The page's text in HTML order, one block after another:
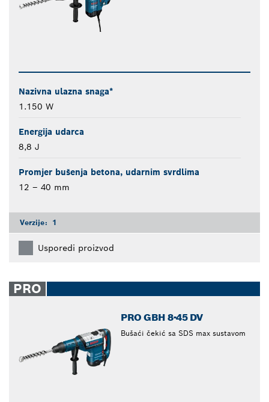
Nazivna ulazna snaga*
1.150 W
Energija udarca
8,8 J
Promjer bušenja betona, udarnim svrdlima
12 – 40 mm
Verzije: 1
Usporedi proizvod
PRO
PRO GBH 8-45 DV
Bušaći čekić sa SDS max sustavom